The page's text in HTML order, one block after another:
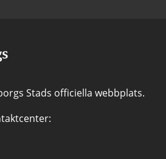
Stads officiella webbplats.